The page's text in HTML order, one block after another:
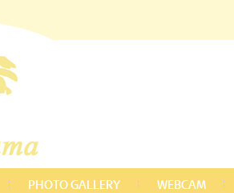
PHOTO GALLERY WEBCAM